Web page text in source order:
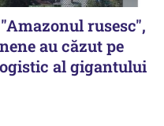
rusesc",
au căzut pe
al gigantului